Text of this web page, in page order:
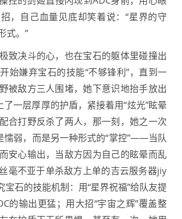
，自己血量见底却笑着说：“星界的守
式。”
致决斗的心，也在宝石的躯体里碰撞出
始嫌弃宝石的技能“不够锋利”，直到一
被敌方三人围堵，她下意识地抬手放出
了一层厚厚的护盾，紧接着用“炫光”眩晕
合打野反杀了两人，那一刻，她之一次
懦弱，而是另一种形式的“掌控”——当队
安心输出，当敌方因为自己的眩晕而乱
毫不亚于单杀敌方上单的吉云服务器jiy
石的技能机制：用“星界祝福”给队友提
的输出更猛；用大招“宇宙之辉”覆盖整